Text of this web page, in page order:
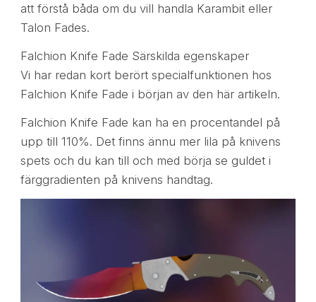
att förstå båda om du vill handla Karambit eller
Talon Fades.
Falchion Knife Fade Särskilda egenskaper
Vi har redan kort berört specialfunktionen hos
Falchion Knife Fade i början av den här artikeln.
Falchion Knife Fade kan ha en procentandel på
upp till 110%. Det finns ännu mer lila på knivens
spets och du kan till och med börja se guldet i
färggradienten på knivens handtag.